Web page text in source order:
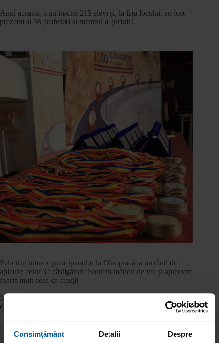
Consimțământ Detalii Despre
Anul aceasta, s-au înscris 215 elevi și, la fața locului, au fost
prezenți și 38 profesori și membri ai juriului.
Felicitări tuturor participanților la Olimpiadă și un rând de
aplauze celor 32 câștigători! Suntem mândri de voi și apreciem
foarte mult ceea ce faceți!
Mulțumiri speciale Colegiul Național “Unirea” din Focșani,
care a organizat acest eveniment.